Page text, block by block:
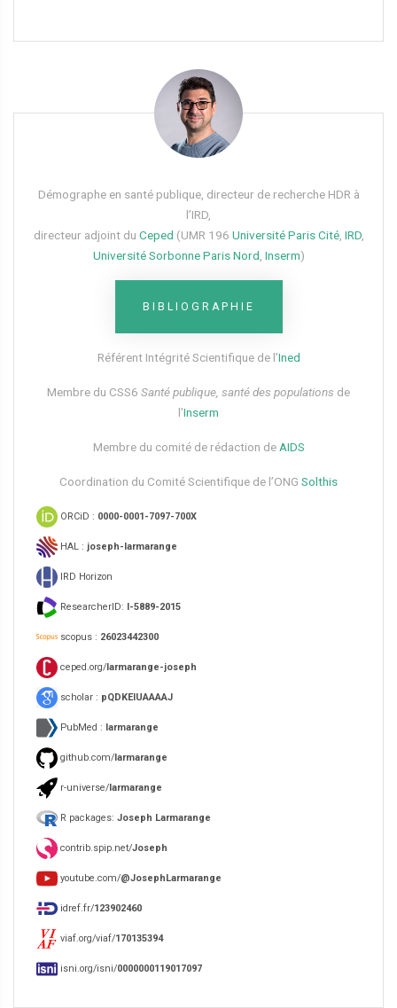
Démographe en santé publique, directeur de recherche HDR à
l’IRD,
directeur adjoint du Ceped (UMR 196 Université Paris Cité, IRD,
Université Sorbonne Paris Nord Inserm)
BIBLIOGRAPHIE
Référent Intégrité Scientifique de l’Ined
Membre du CSS6​ Santé publique, santé des populations de
l’Inserm
Membre du comité de rédaction de AIDS
Coordination du Comité Scientifique de l’ONG Solthis
ORCiD : 0000-0001-7097-700X
HAL : joseph-larmarange
IRD Horizon
ResearcherID: I-5889-2015
scopus : 26023442300
ceped.org/larmarange-joseph
scholar : pQDKEIUAAAAJ
PubMed : larmarange
github.com/larmarange
r-universe/larmarange
R packages: Joseph Larmarange
contrib.spip.net/Joseph
youtube.com/@JosephLarmarange
idref.fr/123902460
viaf.org/viaf/170135394
isni.org/isni/0000000119017097